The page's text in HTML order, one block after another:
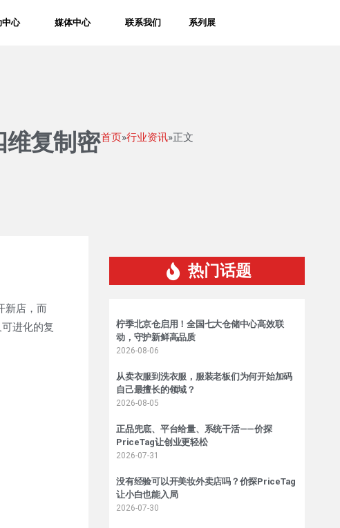
中心 媒体中心 联系我们 系列展
维复制密首页»行业资讯»正文
新店，而
进化的复
热门话题
柠季北京仓启用！全国七大仓储中心高效联
动，守护新鲜高品质
2026-08-06
从卖衣服到洗衣服，服装老板们为何开始加码
自己最擅长的领域？
2026-08-05
正品兜底、平台给量、系统干活——价探
PriceTag让创业更轻松
2026-07-31
没有经验可以开美妆外卖店吗？价探PriceTag
让小白也能入局
2026-07-30